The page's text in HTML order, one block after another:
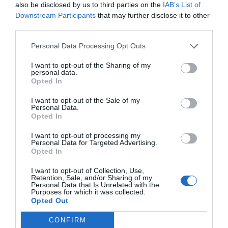
also be disclosed by us to third parties on the IAB’s List of
Downstream Participants that may further disclose it to other
Personal Data Processing Opt Outs
I want to opt-out of the Sharing of my
personal data.
Opted In
I want to opt-out of the Sale of my
Personal Data.
Opted In
I want to opt-out of processing my
Personal Data for Targeted Advertising.
Opted In
I want to opt-out of Collection, Use,
Retention, Sale, and/or Sharing of my
Personal Data that Is Unrelated with the
Purposes for which it was collected.
Opted Out
CONFIRM
Estigues informat amb les últimes notícies d'actualitat
ACTIVAR ARA
RELACIONADES